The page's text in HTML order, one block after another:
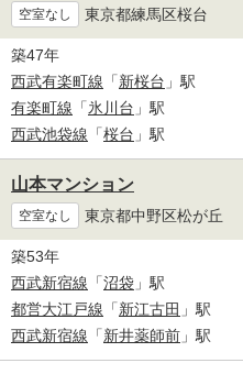
空室なし 東京都練馬区桜台
築47年
西武有楽町線 「新桜台 」駅
有楽町線 「氷川台 」駅
西武池袋線 「桜台 」駅
山本マンション
空室なし 東京都中野区松が丘
築53年
西武新宿線 「沼袋 」駅
都営大江戸線 「新江古田 」駅
西武新宿線 「新井薬師前 」駅